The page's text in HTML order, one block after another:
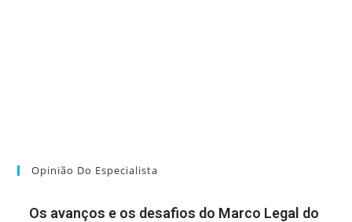
Opinião Do Especialista
Os avanços e os desafios do Marco Legal do